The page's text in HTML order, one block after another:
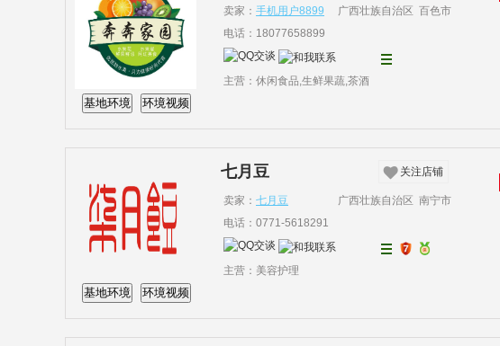
基地环境 环境视频
卖家： 手机用户8899
广西壮族自治区 百色市
电话：18077658899
主营：休闲食品,生鲜果蔬,茶酒
基地环境 环境视频
七月豆 关注店铺
卖家： 七月豆
广西壮族自治区 南宁市
电话：0771-5618291
主营：美容护理